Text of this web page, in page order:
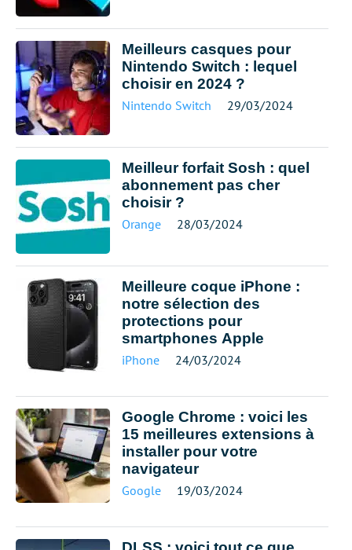
Meilleurs casques pour
Nintendo Switch : lequel
choisir en 2024 ?
Nintendo Switch 29/03/2024
Meilleur forfait Sosh : quel
abonnement pas cher
choisir ?
Orange 28/03/2024
Meilleure coque iPhone :
notre sélection des
protections pour
smartphones Apple
iPhone 24/03/2024
Google Chrome : voici les
15 meilleures extensions à
installer pour votre
navigateur
Google 19/03/2024